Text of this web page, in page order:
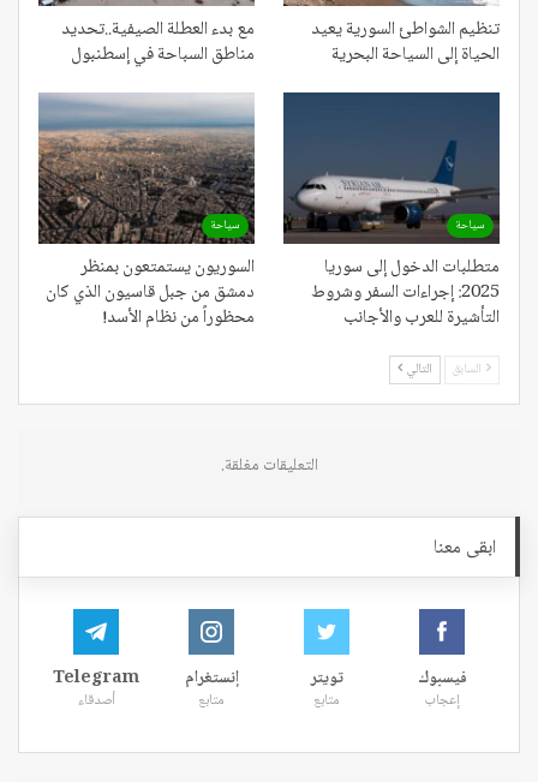
تنظيم الشواطئ السورية يعيد
الحياة إلى السياحة البحرية
مع بدء العطلة الصيفية..تحديد
مناطق السباحة في إسطنبول
سياحة
متطلبات الدخول إلى سوريا
2025: إجراءات السفر وشروط
التأشيرة للعرب والأجانب
سياحة
السوريون يستمتعون بمنظر
دمشق من جبل قاسيون الذي كان
محظوراً من نظام الأسد!
السابق التالي
التعليقات مغلقة.
ابقى معنا
فيسبوك
إعجاب
تويتر
متابع
إنستغرام
متابع
Telegram
أصدقاء